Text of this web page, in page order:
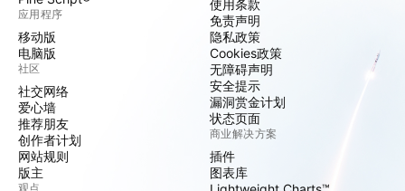
应用程序
移动版
电脑版
社区
社交网络
爱心墙
推荐朋友
创作者计划
网站规则
版主
观点
使用条款
免责声明
隐私政策
Cookies政策
无障碍声明
安全提示
漏洞赏金计划
状态页面
商业解决方案
插件
图表库